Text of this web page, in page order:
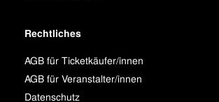
Rechtliches
AGB für Ticketkäufer/innen
AGB für Veranstalter/innen
Datenschutz